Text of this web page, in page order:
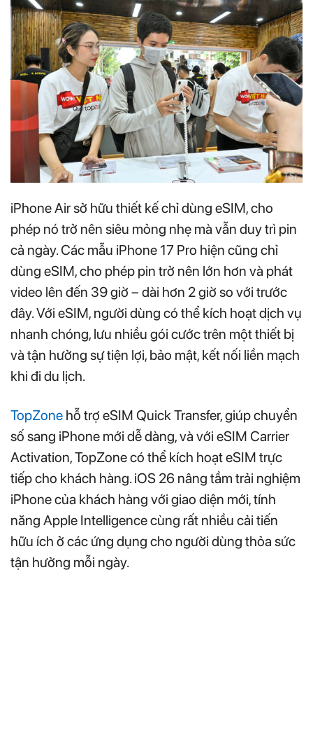
iPhone Air sở hữu thiết kế chỉ dùng eSIM, cho
phép nó trở nên siêu mỏng nhẹ mà vẫn duy trì pin
cả ngày. Các mẫu iPhone 17 Pro hiện cũng chỉ
dùng eSIM, cho phép pin trở nên lớn hơn và phát
video lên đến 39 giờ – dài hơn 2 giờ so với trước
đây. Với eSIM, người dùng có thể kích hoạt dịch vụ
nhanh chóng, lưu nhiều gói cước trên một thiết bị
và tận hưởng sự tiện lợi, bảo mật, kết nối liền mạch
khi đi du lịch.
TopZone hỗ trợ eSIM Quick Transfer, giúp chuyển
số sang iPhone mới dễ dàng, và với eSIM Carrier
Activation, TopZone có thể kích hoạt eSIM trực
tiếp cho khách hàng. iOS 26 nâng tầm trải nghiệm
iPhone của khách hàng với giao diện mới, tính
năng Apple Intelligence cùng rất nhiều cải tiến
hữu ích ở các ứng dụng cho người dùng thỏa sức
tận hưởng mỗi ngày.